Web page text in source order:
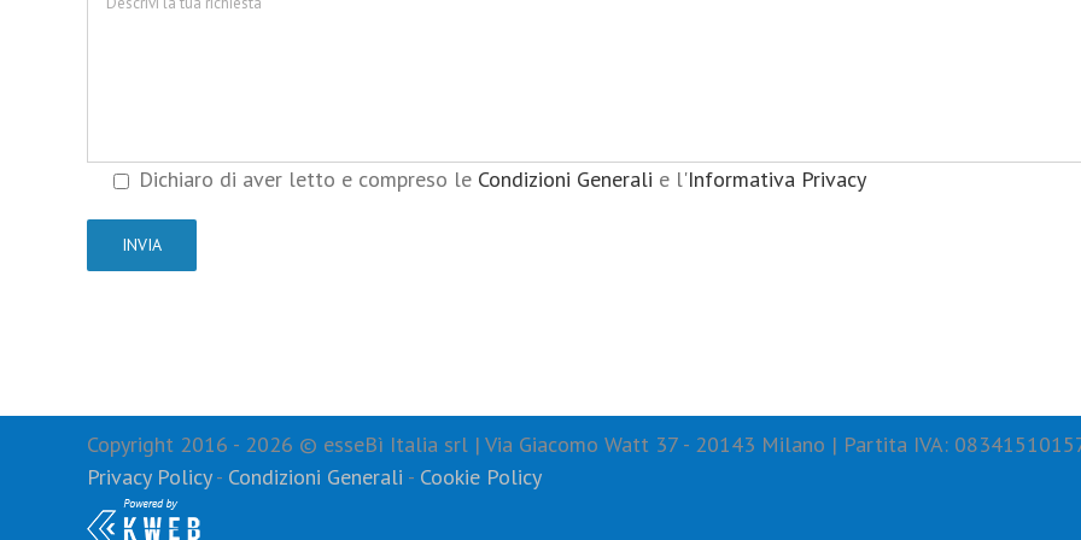
Dichiaro di aver letto e compreso le Condizioni Generali e l'Informativa Privacy
Copyright 2016 - 2026 © esseBì Italia srl | Via Giacomo Watt 37 - 20143 Milano | Partita IVA:
Privacy Policy- Condizioni Generali - Cookie Policy